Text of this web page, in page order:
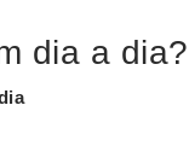
dia a dia?